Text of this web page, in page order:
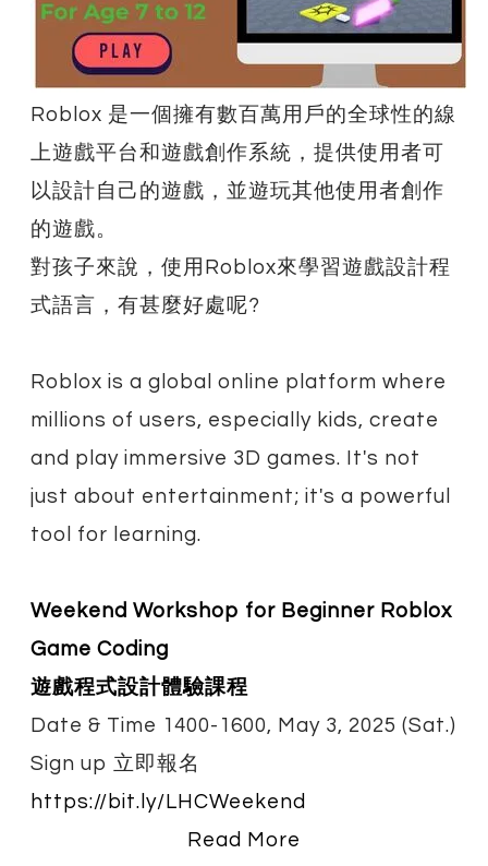
Roblox 是一個擁有數百萬用戶的全球性的線
上遊戲平台和遊戲創作系統，提供使用者可
以設計自己的遊戲，並遊玩其他使用者創作
的遊戲。
對孩子來說，使用Roblox來學習遊戲設計程
式語言，有甚麼好處呢?
Roblox is a global online platform where
millions of users, especially kids, create
and play immersive 3D games. It's not
just about entertainment; it's a powerful
tool for learning.
Weekend Workshop for Beginner Roblox
Game Coding
遊戲程式設計體驗課程
Date & Time 1400-1600, May 3, 2025 (Sat.)
Sign up 立即報名
https://bit.ly/LHCWeekend
Read More